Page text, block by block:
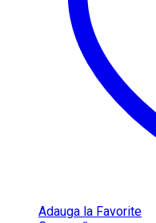
Adauga la Favorite